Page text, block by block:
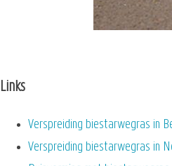
Links
Verspreiding biestarwegras in
Verspreiding biestarwegras in